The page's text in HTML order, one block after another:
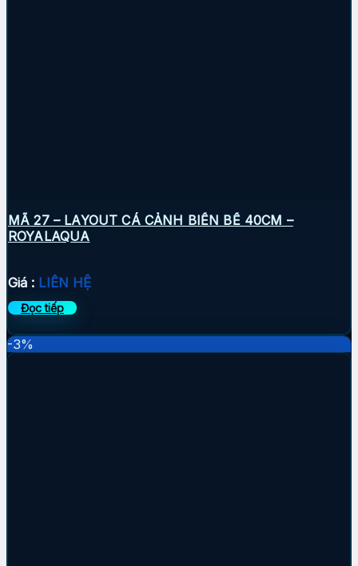
MÃ 27 – LAYOUT CÁ CẢNH BIỂN BỂ 40CM –
ROYALAQUA
Giá : LIÊN HỆ
Đọc tiếp
-3%